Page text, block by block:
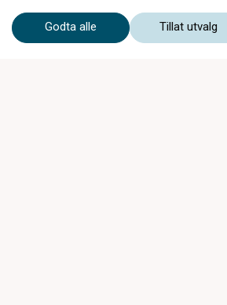
Godta alle Tillat utvalg